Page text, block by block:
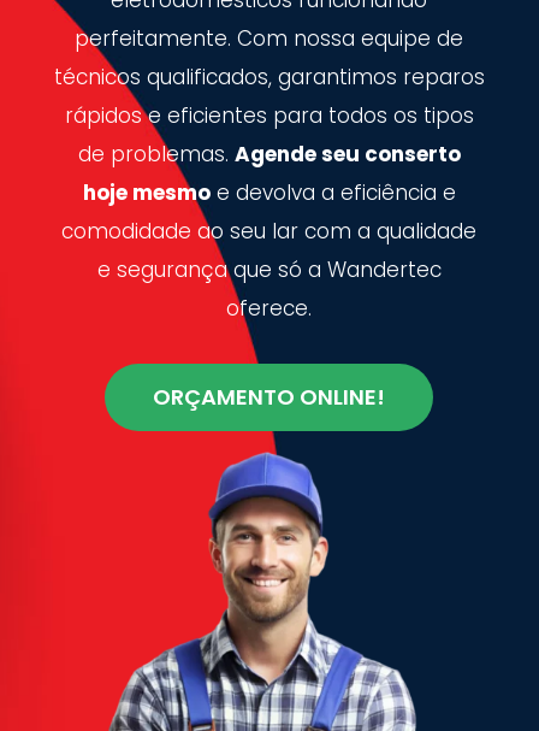
perfeitamente. Com nossa equipe de
técnicos qualificados, garantimos reparos
rápidos e eficientes para todos os tipos
de problemas. Agende seu conserto
hoje mesmoe devolva a eficiência e
comodidade ao seu lar com a qualidade
e segurança que só a Wandertec
oferece.
ORÇAMENTO ONLINE!